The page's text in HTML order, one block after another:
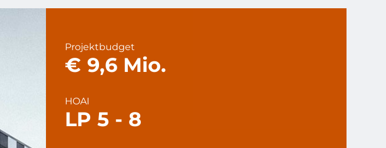
Projektbudget
€ 9,6 Mio.
HOAI
LP 5 - 8